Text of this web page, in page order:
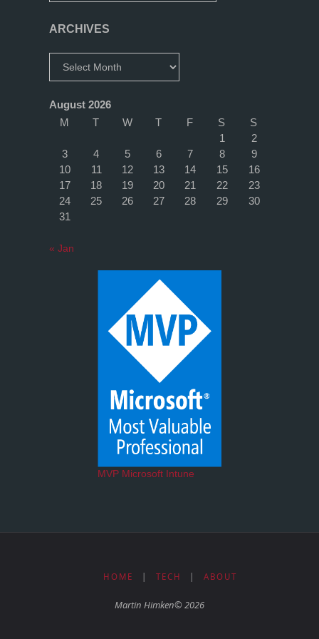
ARCHIVES
August 2026
M
T W T F S
S
1
2
3
4 5 6 7 8
9
10
11 12 13 14 15
16
17
18 19 20 21 22
23
24
25 26 27 28 29
30
31
« Jan
MVP Microsoft Intune
HOME TECH ABOUT
Martin Himken© 2026